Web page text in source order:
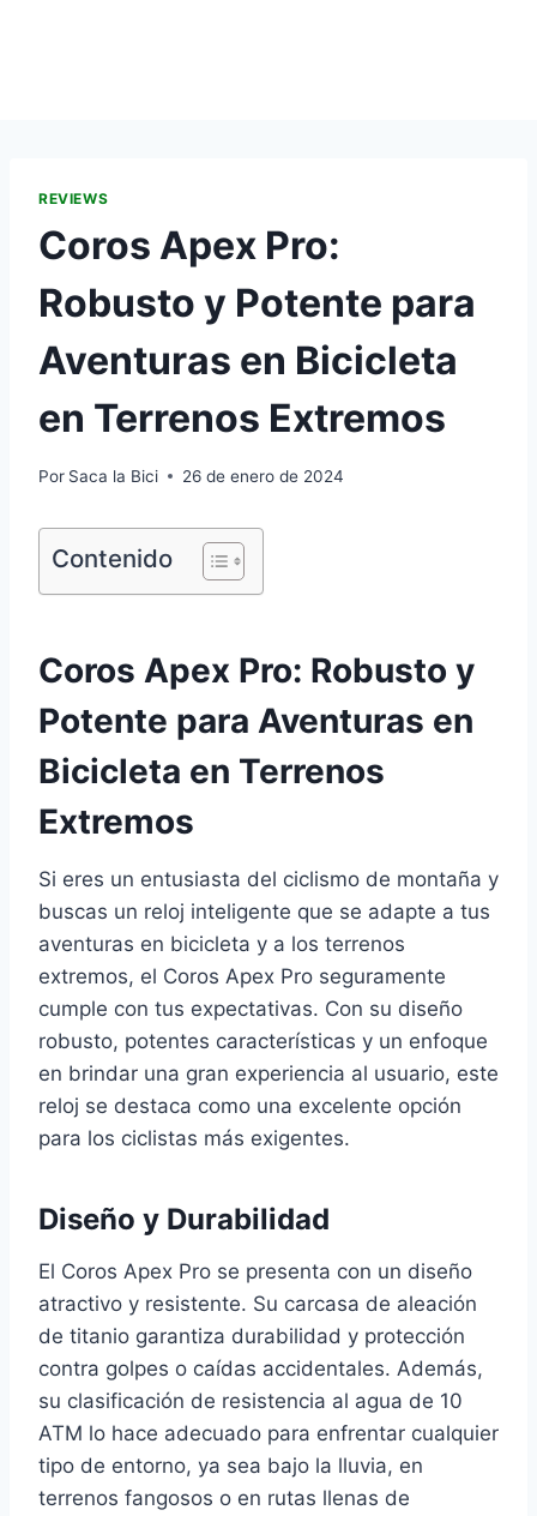
REVIEWS
Coros Apex Pro:
Robusto y Potente para
Aventuras en Bicicleta
en Terrenos Extremos
Por Saca la Bici 26 de enero de 2024
Contenido
Coros Apex Pro: Robusto y
Potente para Aventuras en
Bicicleta en Terrenos
Extremos
Si eres un entusiasta del ciclismo de montaña y
buscas un reloj inteligente que se adapte a tus
aventuras en bicicleta y a los terrenos
extremos, el Coros Apex Pro seguramente
cumple con tus expectativas. Con su diseño
robusto, potentes características y un enfoque
en brindar una gran experiencia al usuario, este
reloj se destaca como una excelente opción
para los ciclistas más exigentes.
Diseño y Durabilidad
El Coros Apex Pro se presenta con un diseño
atractivo y resistente. Su carcasa de aleación
de titanio garantiza durabilidad y protección
contra golpes o caídas accidentales. Además,
su clasificación de resistencia al agua de 10
ATM lo hace adecuado para enfrentar cualquier
tipo de entorno, ya sea bajo la lluvia, en
terrenos fangosos o en rutas llenas de